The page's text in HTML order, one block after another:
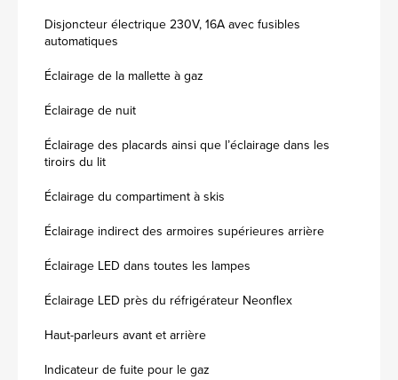
Disjoncteur électrique 230V, 16A avec fusibles
automatiques
Éclairage de la mallette à gaz
Éclairage de nuit
Éclairage des placards ainsi que l’éclairage dans les
tiroirs du lit
Éclairage du compartiment à skis
Éclairage indirect des armoires supérieures arrière
Éclairage LED dans toutes les lampes
Éclairage LED près du réfrigérateur Neonflex
Haut-parleurs avant et arrière
Indicateur de fuite pour le gaz